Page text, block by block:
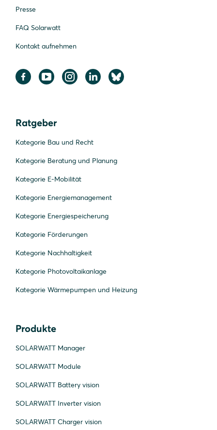
Presse
FAQ Solarwatt
Kontakt aufnehmen
Ratgeber
Kategorie Bau und Recht
Kategorie Beratung und Planung
Kategorie E-Mobilität
Kategorie Energiemanagement
Kategorie Energiespeicherung
Kategorie Förderungen
Kategorie Nachhaltigkeit
Kategorie Photovoltaikanlage
Kategorie Wärmepumpen und Heizung
Produkte
SOLARWATT Manager
SOLARWATT Module
SOLARWATT Battery vision
SOLARWATT Inverter vision
SOLARWATT Charger vision